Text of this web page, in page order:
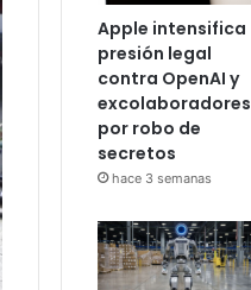
Apple intensifica
presión legal
contra OpenAI y
excolaboradores
por robo de
secretos
hace 3 semanas